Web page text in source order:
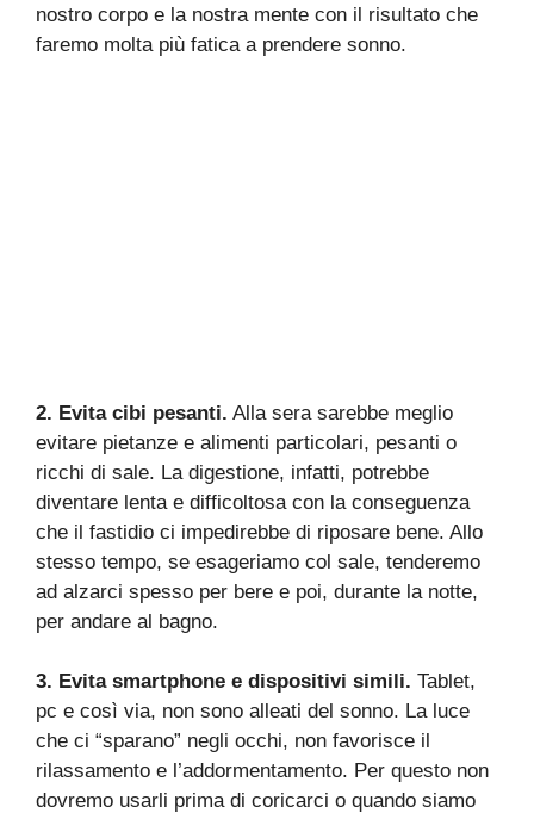
nostro corpo e la nostra mente con il risultato che
faremo molta più fatica a prendere sonno.
2. Evita cibi pesanti. Alla sera sarebbe meglio
evitare pietanze e alimenti particolari, pesanti o
ricchi di sale. La digestione, infatti, potrebbe
diventare lenta e difficoltosa con la conseguenza
che il fastidio ci impedirebbe di riposare bene. Allo
stesso tempo, se esageriamo col sale, tenderemo
ad alzarci spesso per bere e poi, durante la notte,
per andare al bagno.
3. Evita smartphone e dispositivi simili. Tablet,
pc e così via, non sono alleati del sonno. La luce
che ci “sparano” negli occhi, non favorisce il
rilassamento e l’addormentamento. Per questo non
dovremo usarli prima di coricarci o quando siamo